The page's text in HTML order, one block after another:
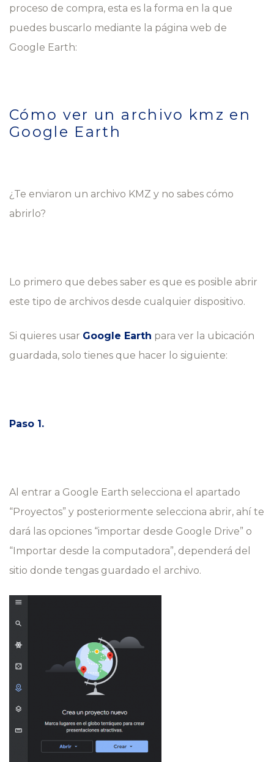
proceso de compra, esta es la forma en la que
puedes buscarlo mediante la página web de
Google Earth:
Cómo ver un archivo kmz en
Google Earth
¿Te enviaron un archivo KMZ y no sabes cómo
abrirlo?
Lo primero que debes saber es que es posible abrir
este tipo de archivos desde cualquier dispositivo.
Si quieres usar Google Earth para ver la ubicación
guardada, solo tienes que hacer lo siguiente:
Paso 1.
Al entrar a Google Earth selecciona el apartado
“Proyectos” y posteriormente selecciona abrir, ahí te
dará las opciones “importar desde Google Drive” o
“Importar desde la computadora”, dependerá del
sitio donde tengas guardado el archivo.